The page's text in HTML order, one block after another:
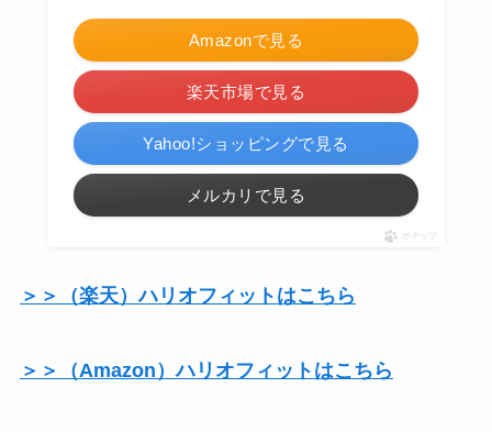
Amazonで見る
楽天市場で見る
Yahoo!ショッピングで見る
メルカリで見る
ポチップ
＞＞（楽天）ハリオフィットはこちら
＞＞（Amazon）ハリオフィットはこちら